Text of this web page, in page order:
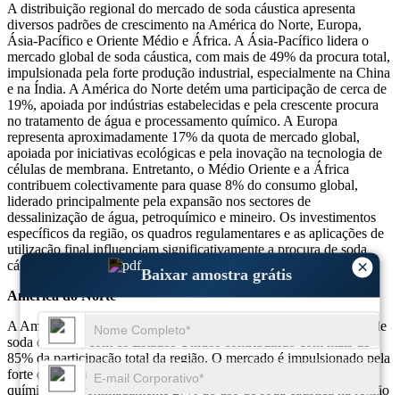
×
Baixar amostra grátis
A distribuição regional do mercado de soda cáustica apresenta
diversos padrões de crescimento na América do Norte, Europa,
Ásia-Pacífico e Oriente Médio e África. A Ásia-Pacífico lidera o
mercado global de soda cáustica, com mais de 49% da procura total,
impulsionada pela forte produção industrial, especialmente na China
e na Índia. A América do Norte detém uma participação de cerca de
19%, apoiada por indústrias estabelecidas e pela crescente procura
no tratamento de água e processamento químico. A Europa
representa aproximadamente 17% da quota de mercado global,
apoiada por iniciativas ecológicas e pela inovação na tecnologia de
células de membrana. Entretanto, o Médio Oriente e a África
contribuem colectivamente para quase 8% do consumo global,
liderado principalmente pela expansão nos sectores de
dessalinização de água, petroquímico e mineiro. Os investimentos
específicos da região, os quadros regulamentares e as aplicações de
utilização final influenciam significativamente a procura de soda
cáustica e as tendências de preços em todo o cenário global.
América do Norte
A América do Norte representa cerca de 19% do mercado global de
soda cáustica, com os Estados Unidos contribuindo com mais de
85% da participação total da região. O mercado é impulsionado pela
forte demanda dos setores de celulose e papel, alumina e produtos
químicos. Aproximadamente 27% do uso de soda cáustica na região